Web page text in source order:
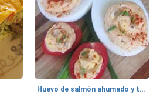
Huevo de salmón ahumado y tomates rellenos.